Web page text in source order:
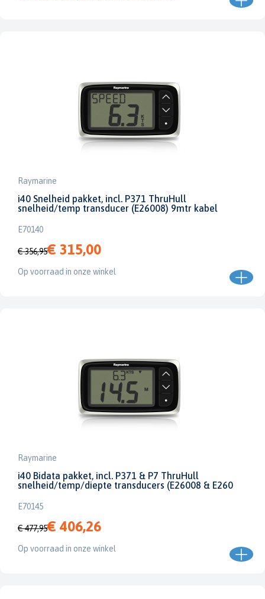
Raymarine
i40 Snelheid pakket, incl. P371 ThruHull
snelheid/temp transducer (E26008) 9mtr kabel
E70140
€ 356,95€ 315,00
Op voorraad in onze winkel
Raymarine
i40 Bidata pakket, incl. P371 & P7 ThruHull
snelheid/temp/diepte transducers (E26008 & E260
E70145
€ 477,95€ 406,26
Op voorraad in onze winkel